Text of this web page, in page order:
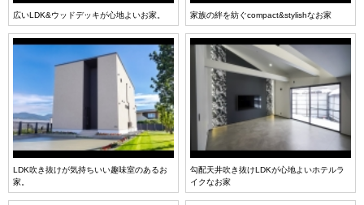
広いLDK&ウッドデッキが心地よいお家。 家族の絆を紡ぐcompact&stylishなお家
LDK吹き抜けが気持ちいい趣味室のあるお
家。
勾配天井吹き抜けLDKが心地よいホテルラ
イクなお家